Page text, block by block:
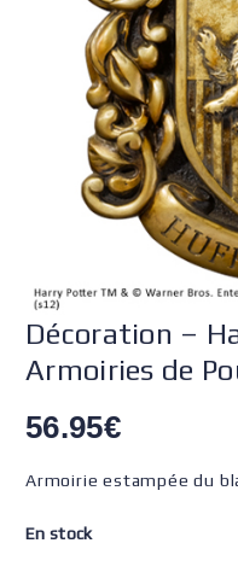
Décoration –
Armoiries de
56.95€
Armoirie estampée du
En stock